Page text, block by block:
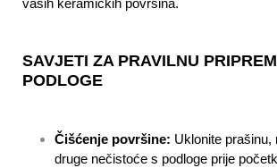
vaših keramičkih površina.
SAVJETI ZA PRAVILNU
PODLOGE
Čišćenje površine: Uklonite prašinu,
druge nečistoće s podloge prije